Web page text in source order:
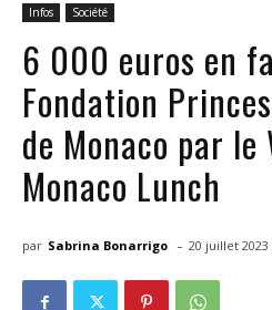
Infos Société
6 000 euros en
Fondation
de Monaco par le
Monaco Lunch
par Sabrina Bonarrigo - 20 juillet 2023